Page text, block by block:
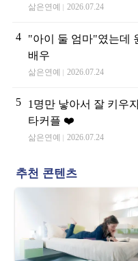
삶은연예 2026.07.24
4
"아이 둘 엄마"였는데
배우
삶은연예 2026.07.24
5
1명만 낳아서 잘 키우
타커플 ❤️
삶은연예 2026.07.24